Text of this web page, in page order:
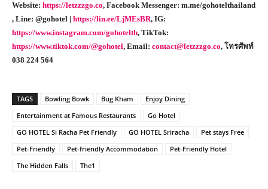
Website: https://letzzzgo.co, Facebook Messenger: m.me/gohotelthailand
, Line: @gohotel | https://lin.ee/LjMEsBR, IG:
https://www.instagram.com/gohotelth, TikTok:
https://www.tiktok.com/@gohotel, Email: contact@letzzzgo.co, โทรศัพท์
038 224 564
TAGS Bowling Bowk Bug Kham
Enjoy Dining
Entertainment at Famous Restaurants
Go Hotel
GO HOTEL Si Racha Pet Friendly
GO HOTEL Sriracha
Pet stays Free
Pet-Friendly
Pet-friendly Accommodation
Pet-Friendly Hotel
The Hidden Falls
The1